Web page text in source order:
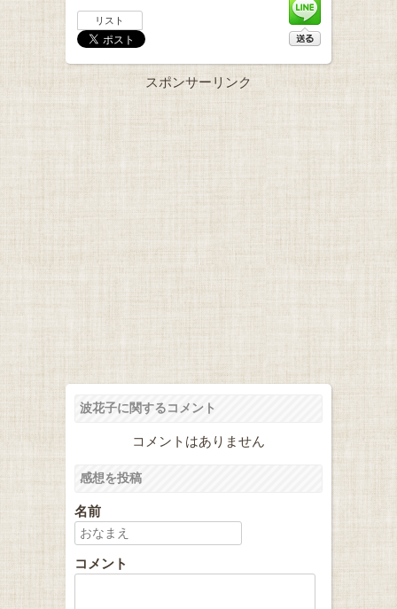
リスト
スポンサーリンク
波花子に関するコメント
コメントはありません
感想を投稿
名前
コメント